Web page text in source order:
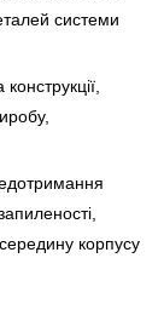
системи
корпусу